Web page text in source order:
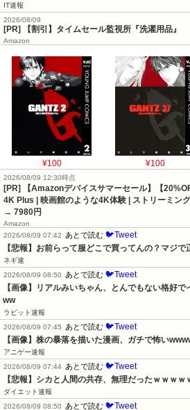
IT速報
2026/08/09
[PR] 【割引】タイムセール監視所『洗濯用品』
Amazon
¥100 ¥100
2026/08/09 12:30時点
[PR] 【Amazonデバイスサマーセール】【
4K Plus | 映画館のような4K体験 | ストリーミン
→ 7980円
Amazon
2026/08/09 07:42 あとで読む 🐦Tweet
【悲報】お前らって服どこで買ってんの？マジ
ネギ速
2026/08/09 08:50 あとで読む 🐦Tweet
【画像】リアルみいちゃん、とんでもない格好
ww
ラビット速報
2026/08/09 07:45 あとで読む 🐦Tweet
【画像】株の暴落を描いた漫画、ガチで怖い
アニゲー速報
2026/08/09 07:44 あとで読む 🐦Tweet
【悲報】シカと人間の共存、無理だったｗｗｗ
ダイエット速報
2026/08/09 08:50 あとで読む 🐦Tweet